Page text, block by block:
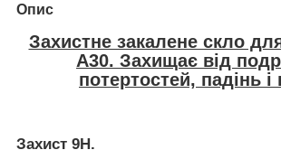
Опис
Захистне закалене скло
A30. Захищає від
потертостей, падінь і
Захист 9Н.